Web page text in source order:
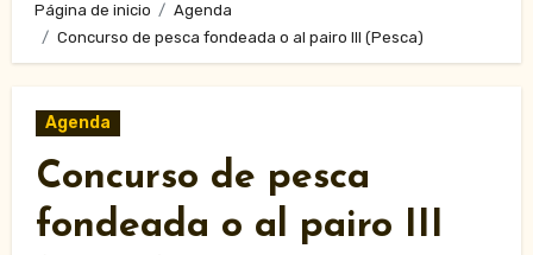
Página de inicio
Agenda
Concurso de pesca fondeada o al pairo III (Pesca)
Agenda
Concurso de pesca
fondeada o al pairo III